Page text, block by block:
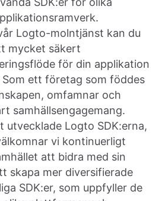
Logto-molntjänst kan du
mycket säkert
för din applikation
Som ett företag som föddes
omfamnar och
samhällsengagemang.
utvecklade Logto SDK:erna,
vi kontinuerligt
att bidra med sin
skapa mer diversifierade
SDK:er, som uppfyller de